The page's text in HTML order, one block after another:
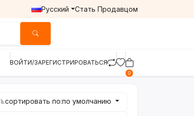
Русский Стать Продавцом
ВОЙТИ/ЗАРЕГИСТРИРОВАТЬСЯ
0
сортировать по:по умолчанию